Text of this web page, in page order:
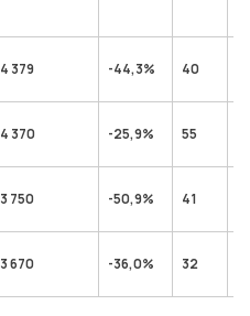
4 379 -44,3% 40
4 370 -25,9% 55
3 750 -50,9% 41
3 670 -36,0% 32